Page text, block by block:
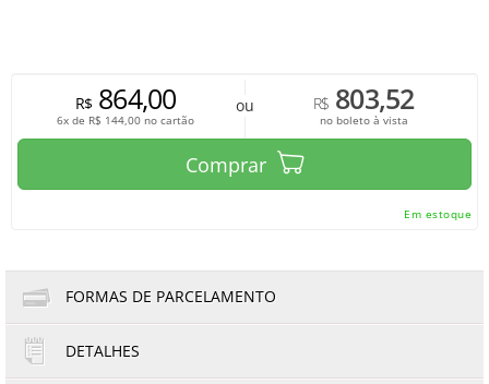
R$864,00
6x de R$ 144,00 no cartão
ou R$ 803,52
no boleto à vista
Comprar
Em estoque
FORMAS DE PARCELAMENTO
1x de R$864,00
DETALHES